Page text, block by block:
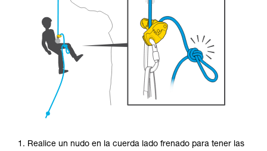
1. Realice un nudo en la cuerda lado frenado para tener las